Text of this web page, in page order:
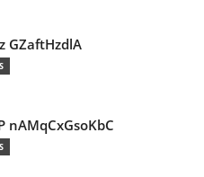
GZaftHzdlA
nAMqCxGsoKbC